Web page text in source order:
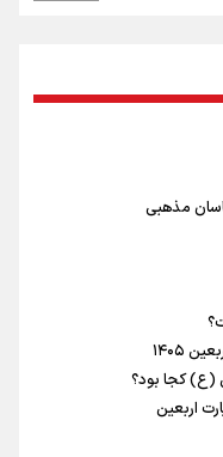
مسابقات پاکستان است نه
طلایی برای اقتصاد
می کنم تا به طلای
آمریکا را بازداشت کرد
امید به بزرگسالان
مذهبی
۱۴۰۵
(ع) کجا بود؟
اربعین